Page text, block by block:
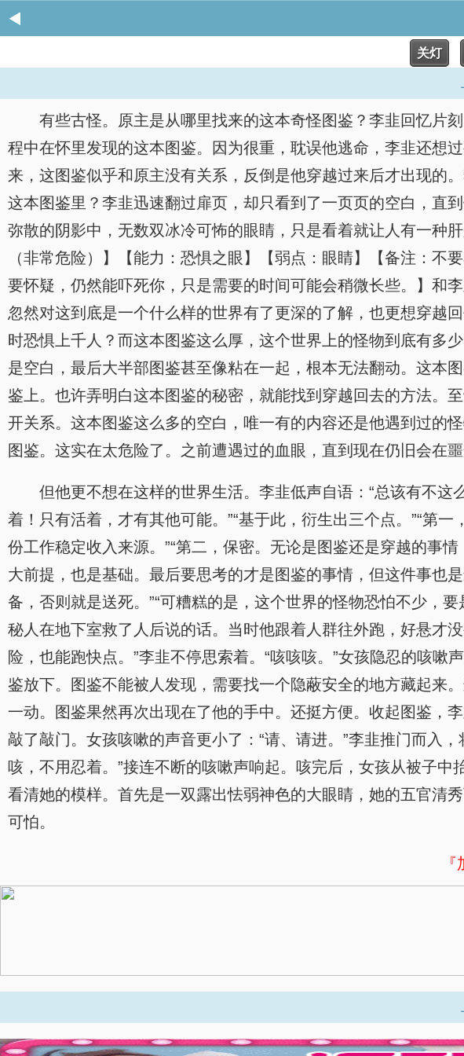
关灯
有些古怪。原主是从哪里找来的这本奇怪图鉴？李韭回忆片
程中在怀里发现的这本图鉴。因为很重，耽误他逃命，李韭还想
来，这图鉴似乎和原主没有关系，反倒是他穿越过来后才出现的
这本图鉴里？李韭迅速翻过扉页，却只看到了一页页的空白，直
弥散的阴影中，无数双冰冷可怖的眼睛，只是看着就让人有一种
（非常危险）】【能力：恐惧之眼】【弱点：眼睛】【备注：
要怀疑，仍然能吓死你，只是需要的时间可能会稍微长些。】
忽然对这到底是一个什么样的世界有了更深的了解，也更想穿越
时恐惧上千人？而这本图鉴这么厚，这个世界上的怪物到底有多
是空白，最后大半部图鉴甚至像粘在一起，根本无法翻动。这本
鉴上。也许弄明白这本图鉴的秘密，就能找到穿越回去的方法
开关系。这本图鉴这么多的空白，唯一有的内容还是他遇到过的
图鉴。这实在太危险了。之前遭遇过的血眼，直到现在仍旧会在
但他更不想在这样的世界生活。李韭低声自语：“总该有不
着！只有活着，才有其他可能。”“基于此，衍生出三个点。”“第
份工作稳定收入来源。”“第二，保密。无论是图鉴还是穿越的事
大前提，也是基础。最后要思考的才是图鉴的事情，但这件事也
备，否则就是送死。”“可糟糕的是，这个世界的怪物恐怕不少
秘人在地下室救了人后说的话。当时他跟着人群往外跑，好悬才
险，也能跑快点。”李韭不停思索着。“咳咳咳。”女孩隐忍的咳
鉴放下。图鉴不能被人发现，需要找一个隐蔽安全的地方藏起来
一动。图鉴果然再次出现在了他的手中。还挺方便。收起图鉴，
敲了敲门。女孩咳嗽的声音更小了：“请、请进。”李韭推门而入
咳，不用忍着。”接连不断的咳嗽声响起。咳完后，女孩从被子
看清她的模样。首先是一双露出怯弱神色的大眼睛，她的五官清
可怕。